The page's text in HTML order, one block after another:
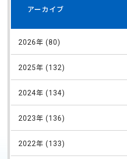
アーカイブ
2026年 (80)
2025年 (132)
2024年 (134)
2023年 (136)
2022年 (133)